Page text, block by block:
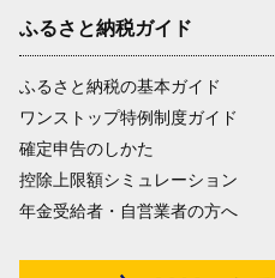
ふるさと納税ガイド
ふるさと納税の基本ガイド
ワンストップ特例制度ガイド
確定申告のしかた
控除上限額シミュレーション
年金受給者・自営業者の方へ